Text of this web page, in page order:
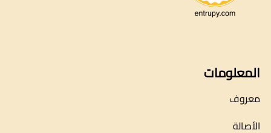
المعلومات
معروف
الأصالة